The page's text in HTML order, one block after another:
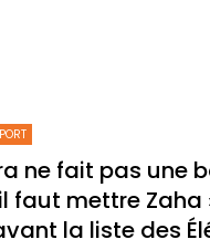
ne fait pas une
faut mettre Zaha
la liste des